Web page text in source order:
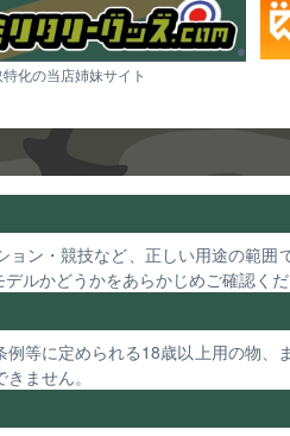
特化の当店姉妹サイト
ン・競技など、正しい用途の範
ルかどうかをあらかじめご確認くだ
等に定められる18歳以上用の物、
ません。